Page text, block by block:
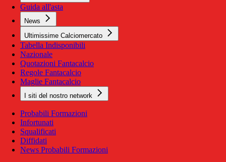
Guida all'asta
News
Ultimissime Calciomercato
Tabella Indisponibili
Nazionale
Quotazioni Fantacalcio
Regole Fantacalcio
Maglie Fantacalcio
I siti del nostro network
Probabili Formazioni
Infortunati
Squalificati
Diffidati
News Probabili Formazioni